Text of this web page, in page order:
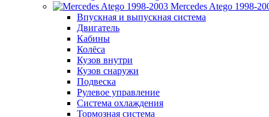
Mercedes Atego 1998-
Впускная и выпускная система
Двигатель
Кабины
Колёса
Кузов внутри
Кузов снаружи
Подвеска
Рулевое управление
Система охлаждения
Тормозная система